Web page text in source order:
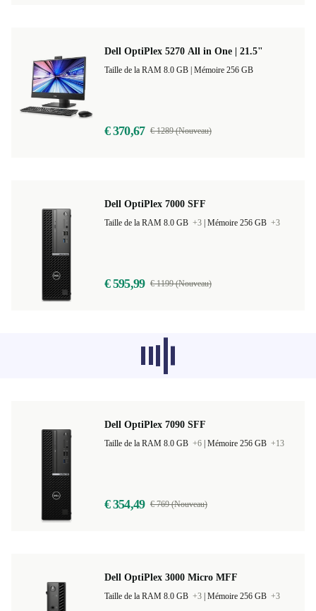
Dell OptiPlex 5270 All in One | 21.5"
Mémoire 256 GB
€ 370,67 € 1289 (Nouveau)
Dell OptiPlex 7000 SFF
Taille de la RAM 8.0 GB +3 Mémoire 256 GB +3
€ 595,99 € 1199 (Nouveau)
Les produits recommandés dans d'autres
catégories ne se chargent pas pour le
Dell OptiPlex 7090 SFF
Dell OptiPlex 3000 Micro MFF